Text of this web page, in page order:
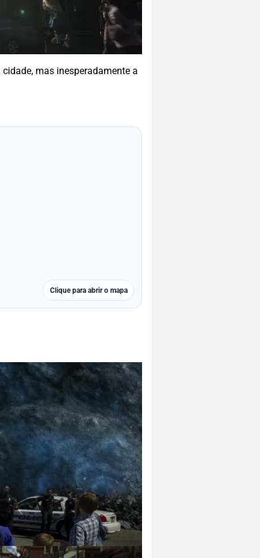
mas inesperadamente a
Clique para abrir o mapa